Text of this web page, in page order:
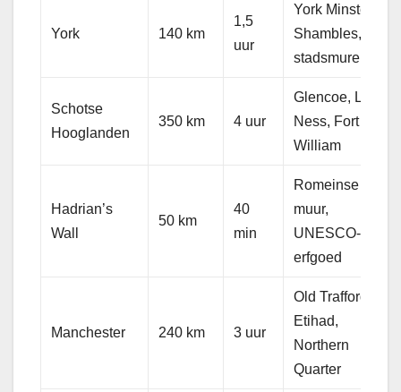
York 140 km
1,5
uur
York Minster,
Shambles,
stadsmuren
Schotse
Hooglanden
350 km 4 uur
Glencoe, Loch
Ness, Fort
William
Hadrian’s
Wall
50 km
40
min
Romeinse
muur,
UNESCO-
erfgoed
Manchester 240 km 3 uur
Old Trafford,
Etihad,
Northern
Quarter